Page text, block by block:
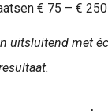
€ 75 – €
uitsluitend met